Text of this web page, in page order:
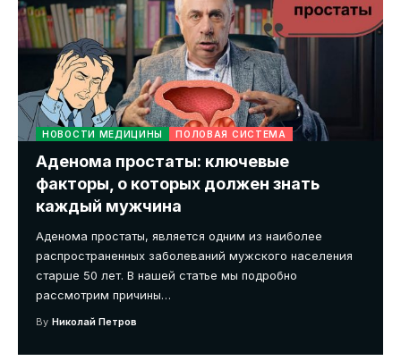
НОВОСТИ МЕДИЦИНЫ ПОЛОВАЯ СИСТЕМА
Аденома простаты: ключевые
факторы, о которых должен знать
каждый мужчина
Аденома простаты, является одним из наиболее
распространенных заболеваний мужского населения
старше 50 лет. В нашей статье мы подробно
рассмотрим причины…
By Николай Петров